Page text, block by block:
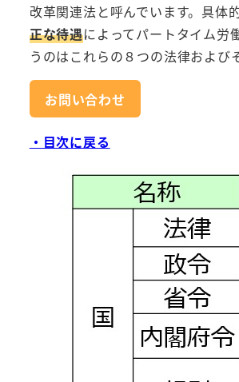
改革関連法と呼んでいます。具体的
正な待遇によってパートタイム労
うのはこれらの８つの法律および
お問い合わせ
・目次に戻る